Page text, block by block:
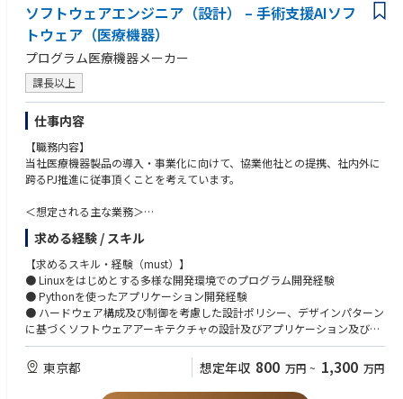
•全ての主要なステークホルダーに対して適切に対応する。
•製品知識・スキルの習得など積極的に自己啓発を行う
•活動によって再現性のある成功例は積極的にチーム内で共有する
•会社のビジネス方針・手順・ルールなどの関連事項を常に把握し、100%
遵守した実施を保証する。
■望ましい条件 Preferred Qualification
•募集勤務地における、血液癌領域もしくはオンコロジー領域における勤
務経験およびネットワークを有している
•多発性骨髄腫／骨髄繊維症での活動経験
•デジタル/オムニチャネルアプローチによる営業経験
ソフトウェアエンジニア（設計） – 手術支援AIソフ
トウェア（医療機器）
プログラム医療機器メーカー
課長以上
仕事内容
【職務内容】
当社医療機器製品の導入・事業化に向けて、協業他社との提携、社内外に
跨るPJ推進に従事頂くことを考えています。
＜想定される主な業務＞
外科医療における人工知能を活用した手術動画の解析ソフトウェアの設
計、実装、評価を担当いただきます。
● 日本向け医療機器ソフトウェア製品の機能拡張(メジャーアップデート)
● 海外向け医療機器ソフトウェアの横展開、各市場に応じた改修
● 医療機器メーカープロダクトと当社製品とのインテグレーション
( ソフトウェアレイヤ及びハードウェアレイヤで設計が必要）
・プログラム医療機器（SaMD）の取り扱いを前提とした業務の知見、実
務経験が得ることが出来ます。
・国内、海外にて様々なPJが進行しており、中心的役割を担っていただき
求める経験 / スキル
【求めるスキル・経験（must）】
● Linuxをはじめとする多様な開発環境でのプログラム開発経験
● Pythonを使ったアプリケーション開発経験
● ハードウェア構成及び制御を考慮した設計ポリシー、デザインパターン
に基づくソフトウェアアーキテクチャの設計及びアプリケーション及びミ
ドルウェア設計
【望ましいスキル・経験(want)】
東京都 想定年収 800 万円 ~ 1,300 万円